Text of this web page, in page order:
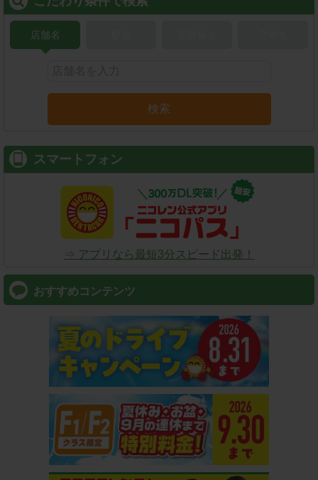
店舗名
検索
スマートフォン
⇒ アプリなら最短3分スピード出発！
おすすめコンテンツ